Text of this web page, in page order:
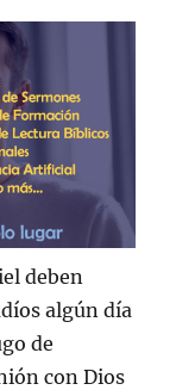
deben
algún día
de
con Dios